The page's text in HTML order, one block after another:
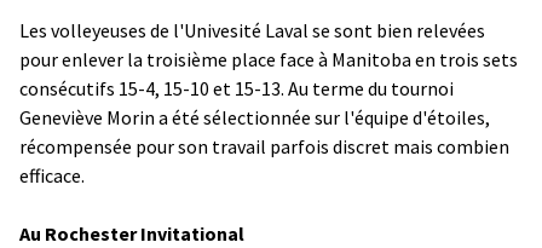
Les volleyeuses de l'Univesité Laval se sont bien relevées
pour enlever la troisième place face à Manitoba en trois sets
consécutifs 15-4, 15-10 et 15-13. Au terme du tournoi
Geneviève Morin a été sélectionnée sur l'équipe d'étoiles,
récompensée pour son travail parfois discret mais combien
efficace.
Au Rochester Invitational